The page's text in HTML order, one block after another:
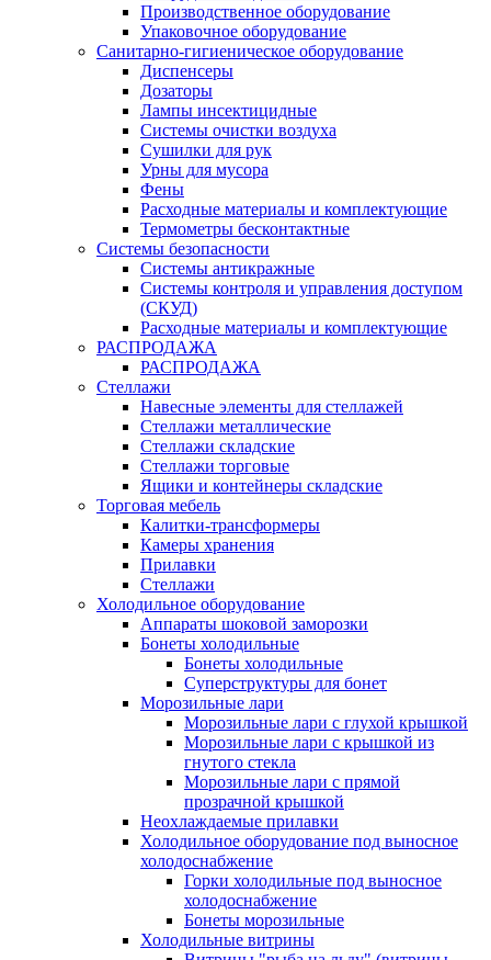
Производственное оборудование
Упаковочное оборудование
Санитарно-гигиеническое оборудование
Диспенсеры
Дозаторы
Лампы инсектицидные
Системы очистки воздуха
Сушилки для рук
Урны для мусора
Фены
Расходные материалы и комплектующие
Термометры бесконтактные
Системы безопасности
Системы антикражные
Системы контроля и управления доступом
(СКУД)
Расходные материалы и комплектующие
РАСПРОДАЖА
РАСПРОДАЖА
Стеллажи
Навесные элементы для стеллажей
Стеллажи металлические
Стеллажи складские
Стеллажи торговые
Ящики и контейнеры складские
Торговая мебель
Калитки-трансформеры
Камеры хранения
Прилавки
Стеллажи
Холодильное оборудование
Аппараты шоковой заморозки
Бонеты холодильные
Бонеты холодильные
Суперструктуры для бонет
Морозильные лари
Морозильные лари с глухой крышкой
Морозильные лари с крышкой из
гнутого стекла
Морозильные лари с прямой
прозрачной крышкой
Неохлаждаемые прилавки
Холодильное оборудование под выносное
холодоснабжение
Горки холодильные под выносное
холодоснабжение
Бонеты морозильные
Холодильные витрины